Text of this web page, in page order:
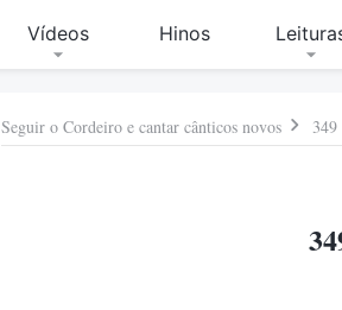
Vídeos Hinos
Seguir o Cordeiro e cantar cânticos novos